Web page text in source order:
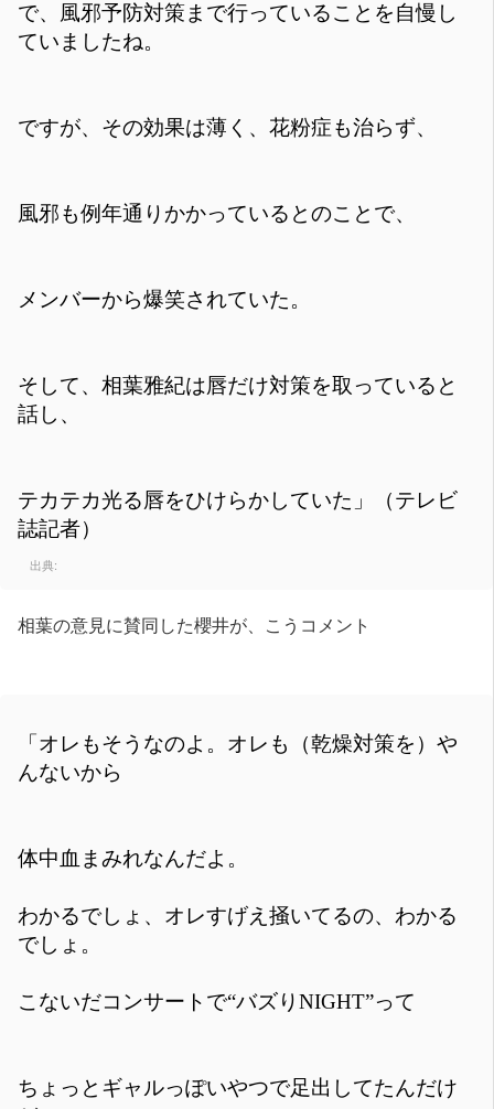
で、風邪予防対策まで行っていることを自慢し
ていましたね。
ですが、その効果は薄く、花粉症も治らず、
風邪も例年通りかかっているとのことで、
メンバーから爆笑されていた。
そして、相葉雅紀は唇だけ対策を取っていると
話し、
テカテカ光る唇をひけらかしていた」（テレビ
誌記者）
出典:
相葉の意見に賛同した櫻井が、こうコメント
「オレもそうなのよ。オレも（乾燥対策を）や
んないから
体中血まみれなんだよ。
わかるでしょ、オレすげえ掻いてるの、わかる
でしょ。
こないだコンサートで“バズりNIGHT”って
ちょっとギャルっぽいやつで足出してたんだけ